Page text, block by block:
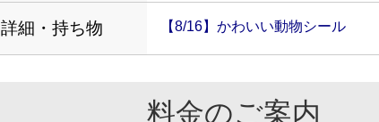
詳細・持ち物 【8/16】かわいい動物シール
料金のご案内